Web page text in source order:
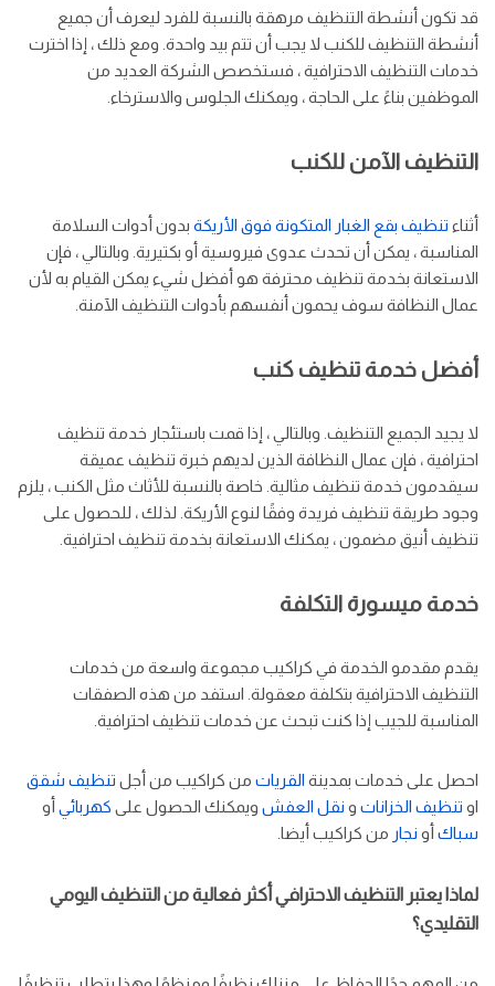
قد تكون أنشطة التنظيف مرهقة بالنسبة للفرد ليعرف أن جميع
أنشطة التنظيف للكنب لا يجب أن تتم بيد واحدة. ومع ذلك ، إذا اخترت
خدمات التنظيف الاحترافية ، فستخصص الشركة العديد من
الموظفين بناءً على الحاجة ، ويمكنك الجلوس والاسترخاء.
التنظيف الآمن للكنب
أثناء تنظيف بقع الغبار المتكونة فوق الأريكة بدون أدوات السلامة
المناسبة ، يمكن أن تحدث عدوى فيروسية أو بكتيرية. وبالتالي ، فإن
الاستعانة بخدمة تنظيف محترفة هو أفضل شيء يمكن القيام به لأن
عمال النظافة سوف يحمون أنفسهم بأدوات التنظيف الآمنة.
أفضل خدمة تنظيف كنب
لا يجيد الجميع التنظيف. وبالتالي ، إذا قمت باستئجار خدمة تنظيف
احترافية ، فإن عمال النظافة الذين لديهم خبرة تنظيف عميقة
سيقدمون خدمة تنظيف مثالية. خاصة بالنسبة للأثاث مثل الكنب ، يلزم
وجود طريقة تنظيف فريدة وفقًا لنوع الأريكة. لذلك ، للحصول على
تنظيف أنيق مضمون ، يمكنك الاستعانة بخدمة تنظيف احترافية.
خدمة ميسورة التكلفة
يقدم مقدمو الخدمة في كراكيب مجموعة واسعة من خدمات
التنظيف الاحترافية بتكلفة معقولة. استفد من هذه الصفقات
المناسبة للجيب إذا كنت تبحث عن خدمات تنظيف احترافية.
احصل على خدمات بمدينة القريات من كراكيب من أجل تنظيف شقق
او تنظيف الخزانات و نقل العفش ويمكنك الحصول على كهربائي أو
سباك أو نجار من كراكيب أيضا.
لماذا يعتبر التنظيف الاحترافي أكثر فعالية من التنظيف اليومي
التقليدي؟